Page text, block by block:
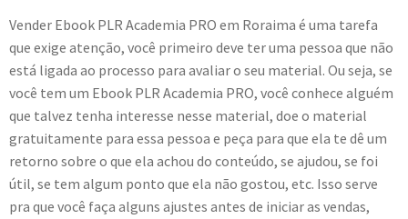
Vender Ebook PLR Academia PRO em Roraima é uma tarefa
que exige atenção, você primeiro deve ter uma pessoa que não
está ligada ao processo para avaliar o seu material. Ou seja, se
você tem um Ebook PLR Academia PRO, você conhece alguém
que talvez tenha interesse nesse material, doe o material
gratuitamente para essa pessoa e peça para que ela te dê um
retorno sobre o que ela achou do conteúdo, se ajudou, se foi
útil, se tem algum ponto que ela não gostou, etc. Isso serve
pra que você faça alguns ajustes antes de iniciar as vendas,